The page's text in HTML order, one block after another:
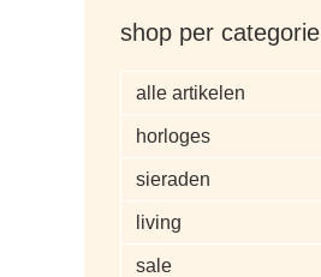
shop per categorie
alle artikelen
horloges
sieraden
living
sale